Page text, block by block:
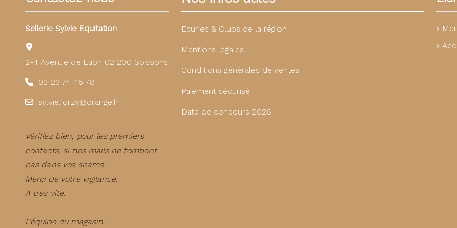
Sellerie Sylvie Equitation
2-4 Avenue de Laon 02 200 Soissons
03 23 74 45 78
sylvie.forzy@orange.fr
Vérifiez bien, pour les premiers
contacts, si nos mails ne tombent
pas dans vos spams.
Merci de votre vigilance.
A très vite.
L'équipe du magasin.
Ecuries & Clubs de la région
Mentions légales
Conditions générales de ventes
Paiement sécurisé
Date de concours 2026